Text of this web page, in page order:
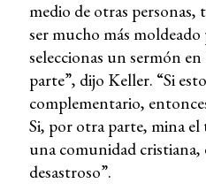
medio de otras personas,
ser mucho más
seleccionas un sermón
parte”, dijo Keller. “Si
complementario,
Si, por otra parte, mina
una comunidad cristiana,
desastroso”.